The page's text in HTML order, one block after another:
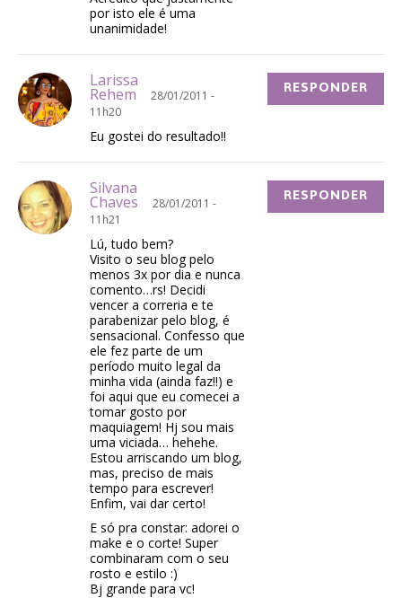
por isto ele é uma
unanimidade!
Larissa
Rehem
28/01/2011 -
11h20
Eu gostei do resultado!!
RESPONDER
Silvana
Chaves
28/01/2011 -
11h21
Lú, tudo bem?
Visito o seu blog pelo
menos 3x por dia e nunca
comento…rs! Decidi
vencer a correria e te
parabenizar pelo blog, é
sensacional. Confesso que
ele fez parte de um
período muito legal da
minha vida (ainda faz!!) e
foi aqui que eu comecei a
tomar gosto por
maquiagem! Hj sou mais
uma viciada… hehehe.
Estou arriscando um blog,
mas, preciso de mais
tempo para escrever!
Enfim, vai dar certo!
E só pra constar: adorei o
make e o corte! Super
combinaram com o seu
rosto e estilo :)
Bj grande para vc!
RESPONDER